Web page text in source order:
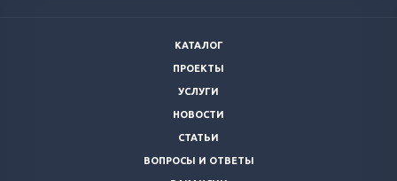
КАТАЛОГ
ПРОЕКТЫ
УСЛУГИ
НОВОСТИ
СТАТЬИ
ВОПРОСЫ И ОТВЕТЫ